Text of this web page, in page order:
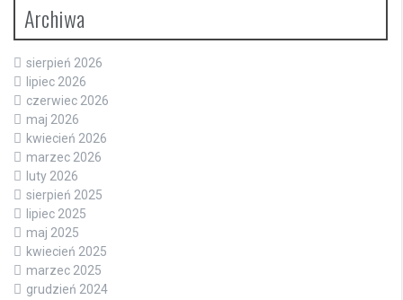
Archiwa
sierpień 2026
lipiec 2026
czerwiec 2026
maj 2026
kwiecień 2026
marzec 2026
luty 2026
sierpień 2025
lipiec 2025
maj 2025
kwiecień 2025
marzec 2025
grudzień 2024